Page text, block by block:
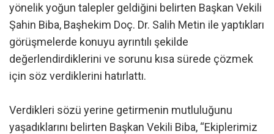
yönelik yoğun talepler geldiğini belirten Başkan Vekili
Şahin Biba, Başhekim Doç. Dr. Salih Metin ile yaptıkları
görüşmelerde konuyu ayrıntılı şekilde
değerlendirdiklerini ve sorunu kısa sürede çözmek
için söz verdiklerini hatırlattı.
Verdikleri sözü yerine getirmenin mutluluğunu
yaşadıklarını belirten Başkan Vekili Biba, “Ekiplerimiz